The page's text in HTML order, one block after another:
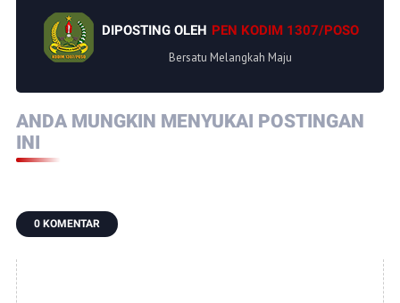
DIPOSTING OLEH PEN KODIM 1307/POSO
Bersatu Melangkah Maju
ANDA MUNGKIN MENYUKAI POSTINGAN
INI
0 KOMENTAR